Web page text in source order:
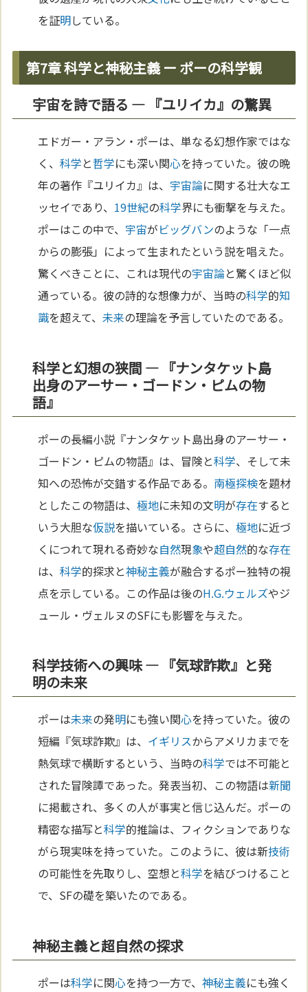
を証明している。
第7章 科学と神秘主義 ー ポーの科学観
宇宙を詩で語る ― 『ユリイカ』の驚異
エドガー・アラン・ポーは、単なる幻想作家ではな
く、科学と哲学にも深い関心を持っていた。彼の晩
年の著作『ユリイカ』は、 宇宙論に関する壮大なエ
ッセイであり、 19世紀の科学界にも衝撃を与えた。
ポーはこの中で、 宇宙がビッグバンのような「一点
からの膨張」によって生まれたという説を唱えた。
驚くべきことに、これは現代の宇宙論と驚くほど似
通っている。彼の詩的な想像力が、当時の科学的知
識を超えて、未来の理論を予言していたのである。
科学と幻想の狭間 ― 『ナンタケット島
出身のアーサー・ゴードン・ピムの物
語』
ポーの長編小説『ナンタケット島出身のアーサー・
ゴードン・ピムの物語』は、冒険と科学、そして未
知への恐怖が交錯する作品である。 南極探検を題材
としたこの物語は、極地に未知の文明が存在すると
いう大胆な仮説を描いている。さらに、極地に近づ
くにつれて現れる奇妙な自然現象や超自然的な存在
は、科学的探求と神秘主義が融合するポー独特の視
点を示している。この作品は後のH.G.ウェルズやジ
ュール・ヴェルヌのSFにも影響を与えた。
科学技術への興味 ― 『気球詐欺』と発
明の未来
ポーは未来の発明にも強い関心を持っていた。彼の
短編『気球詐欺』は、 イギリスからアメリカまでを
熱気球で横断するという、当時の科学では不可能と
された冒険譚であった。発表当初、この物語は新聞
に掲載され、多くの人が事実と信じ込んだ。ポーの
精密な描写と科学的推論は、フィクションでありな
がら現実味を持っていた。このように、彼は新技術
の可能性を先取りし、空想と科学を結びつけること
で、SFの礎を築いたのである。
神秘主義と超自然の探求
ポーは科学に関心を持つ一方で、神秘主義にも強く